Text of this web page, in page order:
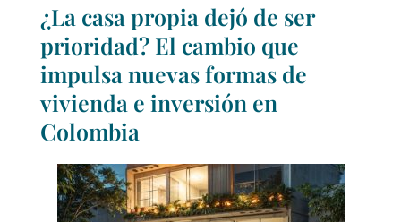
¿La casa propia dejó de ser
prioridad? El cambio que
impulsa nuevas formas de
vivienda e inversión en
Colombia